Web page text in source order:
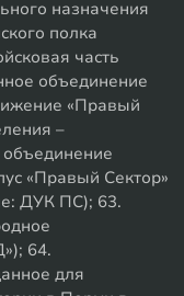
назначения
полка
часть
объединение
«Правый
–
«Правый Сектор»
ДУК ПС); 63.
64.
для